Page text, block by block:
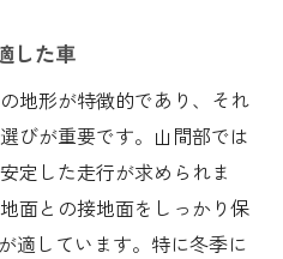
した車
地形が特徴的であり、それ
びが重要です。山間部では
定した走行が求められま
面との接地面をしっかり保
適しています。特に冬季に